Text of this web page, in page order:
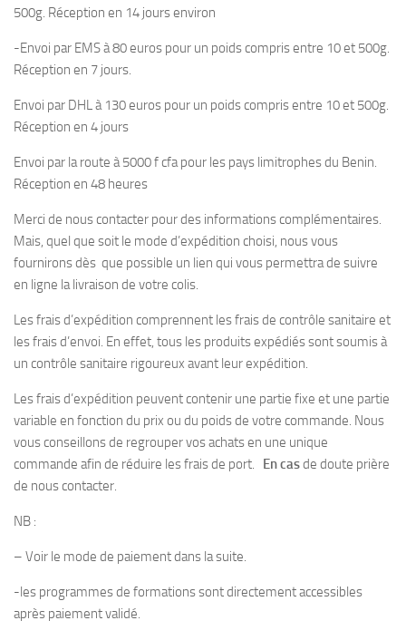
500g. Réception en 14 jours environ
-Envoi par EMS à 80 euros pour un poids compris entre 10 et 500g.
Réception en 7 jours.
Envoi par DHL à 130 euros pour un poids compris entre 10 et 500g.
Réception en 4 jours
Envoi par la route à 5000 f cfa pour les pays limitrophes du Benin.
Réception en 48 heures
Merci de nous contacter pour des informations complémentaires.
Mais, quel que soit le mode d’expédition choisi, nous vous
fournirons dès que possible un lien qui vous permettra de suivre
en ligne la livraison de votre colis.
Les frais d’expédition comprennent les frais de contrôle sanitaire et
les frais d’envoi. En effet, tous les produits expédiés sont soumis à
un contrôle sanitaire rigoureux avant leur expédition.
Les frais d’expédition peuvent contenir une partie fixe et une partie
variable en fonction du prix ou du poids de votre commande. Nous
vous conseillons de regrouper vos achats en une unique
commande afin de réduire les frais de port. En casde doute prière
de nous contacter.
NB :
– Voir le mode de paiement dans la suite.
-les programmes de formations sont directement accessibles
après paiement validé.